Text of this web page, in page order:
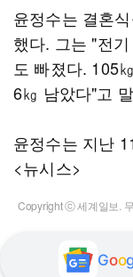
윤정수는 결혼
했다. 그는 "전
도 빠졌다. 105
6㎏ 남았다"고
윤정수는 지난
<뉴시스>
Copyright ⓒ 세계일보.
Goo